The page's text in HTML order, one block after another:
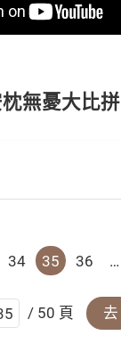
無憂大比拼
34 35 36 …
/ 50 頁 去